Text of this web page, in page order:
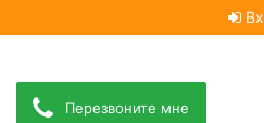
Перезвоните мне